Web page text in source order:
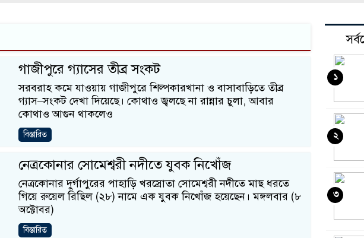
গাজীপুরে গ্যাসের তীব্র সংকট
সরবরাহ কমে যাওয়ায় গাজীপুরে শিল্পকারখানা ও বাসাবাড়িতে তীব্র
গ্যাস–সংকট দেখা দিয়েছে। কোথাও জ্বলছে না রান্নার চুলা, আবার
কোথাও আগুন থাকলেও
বিস্তারিত
নেত্রকোনার সোমেশ্বরী নদীতে যুবক নিখোঁজ
নেত্রকোনার দুর্গাপুরের পাহাড়ি খরস্রোতা সোমেশ্বরী নদীতে মাছ ধরতে
গিয়ে রুয়েল রিছিল (২৮) নামে এক যুবক নিখোঁজ হয়েছেন। মঙ্গলবার (৮
অক্টোবর)
বিস্তারিত
১
২
৩